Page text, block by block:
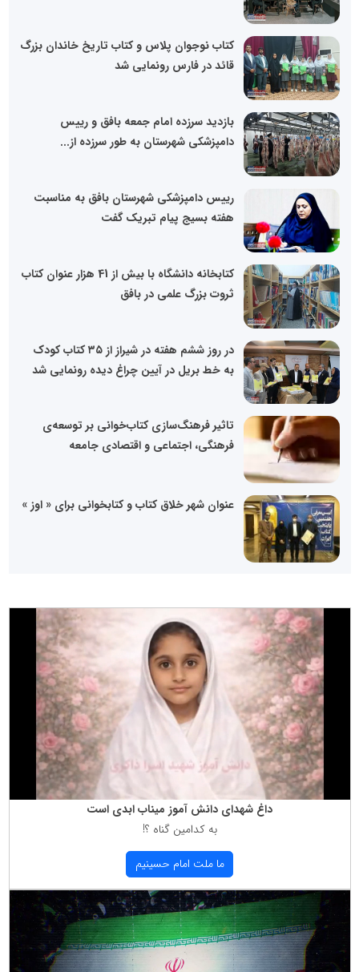
کتاب نوجوان پلاس و کتاب تاریخ خاندان بزرگ
قائد در فارس رونمایی شد
بازدید سرزده امام جمعه بافق و رییس
دامپزشکی شهرستان به طور سرزده از...
رییس دامپزشکی شهرستان بافق به مناسبت
هفته بسیج پیام تبریک گفت
کتابخانه دانشگاه با بیش از 41 هزار عنوان کتاب
ثروت بزرگ علمی در بافق
در روز ششم هفته در شیراز از ۳۵ کتاب کودک
به خط بریل در آیین چراغ دیده رونمایی شد
تاثیر فرهنگ‌سازی کتاب‌خوانی بر توسعه‌ی
فرهنگی، اجتماعی و اقتصادی جامعه
عنوان شهر خلاق کتاب و کتابخوانی برای « اوز »
داغ شهدای دانش آموز میناب ابدی است
به كدامین گناه ؟!
ما ملت امام حسینیم